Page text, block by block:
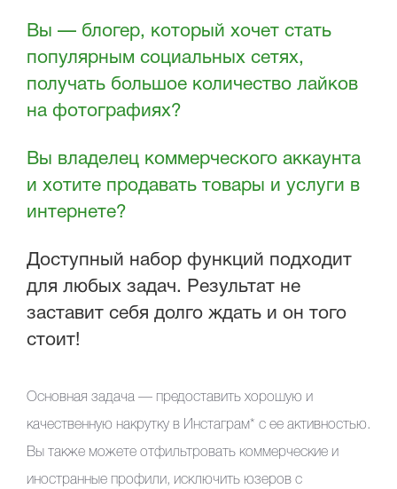
Вы — блогер, который хочет стать
популярным социальных сетях,
получать большое количество лайков
на фотографиях?
Вы владелец коммерческого аккаунта
и хотите продавать товары и услуги в
интернете?
Доступный набор функций подходит
для любых задач. Результат не
заставит себя долго ждать и он того
стоит!
Основная задача — предоставить хорошую и
качественную накрутку в Инстаграм* с ее активностью.
Вы также можете отфильтровать коммерческие и
иностранные профили, исключить юзеров с